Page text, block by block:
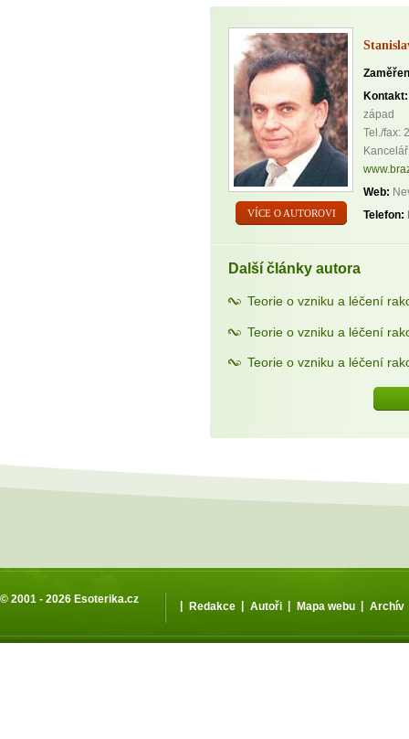
VÍCE O AUTOROVI
Kontakt:
západ
Tel./fax:
Web:
Telefon:
Další články autora
Teorie o vzniku a léčení
Teorie o vzniku a léčení
Teorie o vzniku a léčení
© 2001 - 2026 Esoterika.cz
Redakce Autoři Mapa webu Archív